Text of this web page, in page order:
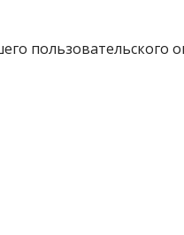
центр